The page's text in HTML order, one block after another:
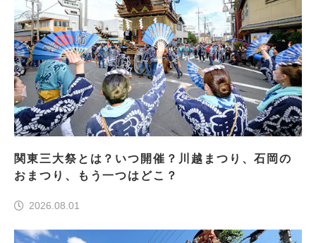
関東三大祭とは？いつ開催？川越まつり、石岡の
おまつり、もう一つはどこ？
2026.08.01